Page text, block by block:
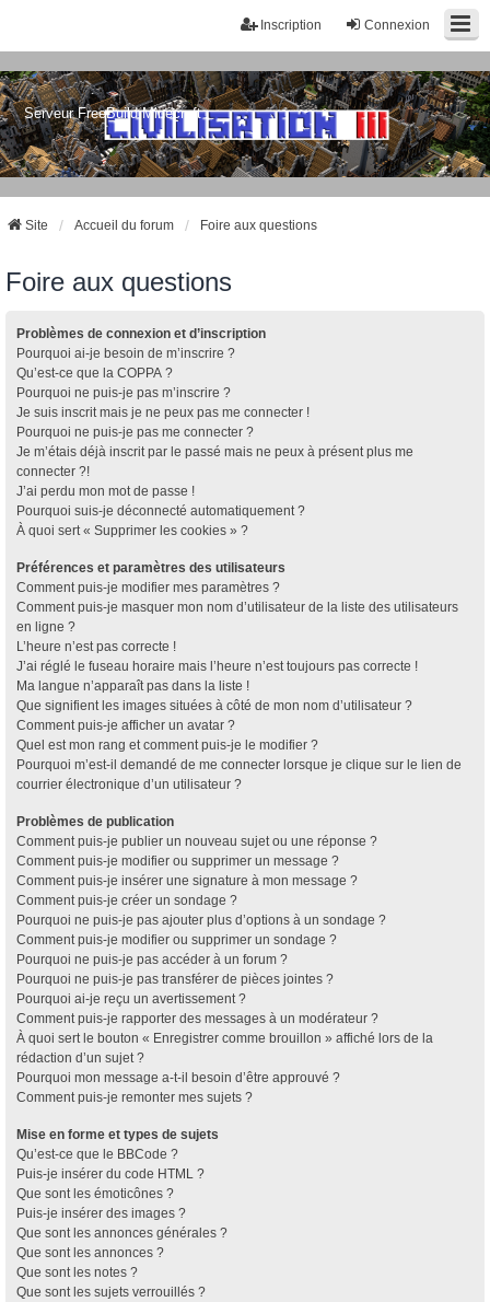
Connexion
Inscription
Serveur FreeBuild Minecraft
Site Accueil du forum Foire aux questions
Foire aux questions
Problèmes de connexion et d’inscription
Pourquoi ai-je besoin de m’inscrire ?
Qu’est-ce que la COPPA ?
Pourquoi ne puis-je pas m’inscrire ?
Je suis inscrit mais je ne peux pas me connecter !
Pourquoi ne puis-je pas me connecter ?
Je m’étais déjà inscrit par le passé mais ne peux à présent plus me
connecter ?!
J’ai perdu mon mot de passe !
Pourquoi suis-je déconnecté automatiquement ?
À quoi sert « Supprimer les cookies » ?
Préférences et paramètres des utilisateurs
Comment puis-je modifier mes paramètres ?
Comment puis-je masquer mon nom d’utilisateur de la liste des utilisateurs
en ligne ?
L’heure n’est pas correcte !
J’ai réglé le fuseau horaire mais l’heure n’est toujours pas correcte !
Ma langue n’apparaît pas dans la liste !
Que signifient les images situées à côté de mon nom d’utilisateur ?
Comment puis-je afficher un avatar ?
Quel est mon rang et comment puis-je le modifier ?
Pourquoi m’est-il demandé de me connecter lorsque je clique sur le lien de
courrier électronique d’un utilisateur ?
Problèmes de publication
Comment puis-je publier un nouveau sujet ou une réponse ?
Comment puis-je modifier ou supprimer un message ?
Comment puis-je insérer une signature à mon message ?
Comment puis-je créer un sondage ?
Pourquoi ne puis-je pas ajouter plus d’options à un sondage ?
Comment puis-je modifier ou supprimer un sondage ?
Pourquoi ne puis-je pas accéder à un forum ?
Pourquoi ne puis-je pas transférer de pièces jointes ?
Pourquoi ai-je reçu un avertissement ?
Comment puis-je rapporter des messages à un modérateur ?
À quoi sert le bouton « Enregistrer comme brouillon » affiché lors de la
rédaction d’un sujet ?
Pourquoi mon message a-t-il besoin d’être approuvé ?
Comment puis-je remonter mes sujets ?
Mise en forme et types de sujets
Qu’est-ce que le BBCode ?
Puis-je insérer du code HTML ?
Que sont les émoticônes ?
Puis-je insérer des images ?
Que sont les annonces générales ?
Que sont les annonces ?
Que sont les notes ?
Que sont les sujets verrouillés ?